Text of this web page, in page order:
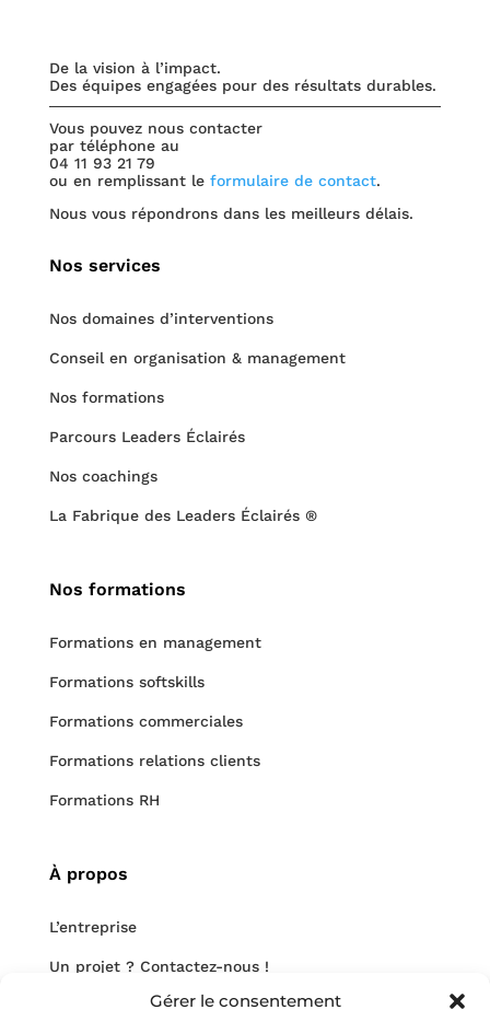
Gérer le consentement
De la vision à l’impact.
Des équipes engagées pour des résultats durables.
Vous pouvez nous contacter
par téléphone au
04 11 93 21 79
ou en remplissant le formulaire de contact.
Nous vous répondrons dans les meilleurs délais.
Nos services
Nos domaines d’interventions
Conseil en organisation & management
Nos formations
Parcours Leaders Éclairés
Nos coachings
La Fabrique des Leaders Éclairés ®
Nos formations
Formations en management
Formations softskills
Formations commerciales
Formations relations clients
Formations RH
À propos
L’entreprise
Un projet ? Contactez-nous !
Nous rejoindre